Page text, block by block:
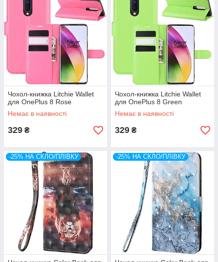
Чохол-книжка Litchie Wallet
для OnePlus 8 Rose
Немає в наявності
329 ₴
Чохол-книжка Litchie Wallet
для OnePlus 8 Green
Немає в наявності
329 ₴
-25% НА СКЛО/ПЛІВКУ -25% НА СКЛО/ПЛІВКУ